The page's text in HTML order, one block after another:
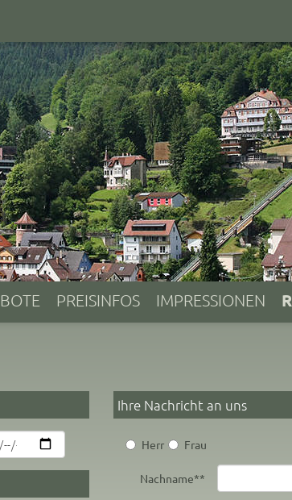
PREISINFOS IMPRESSIONEN
Ihre Nachricht an uns
Herr Frau
Nachname**